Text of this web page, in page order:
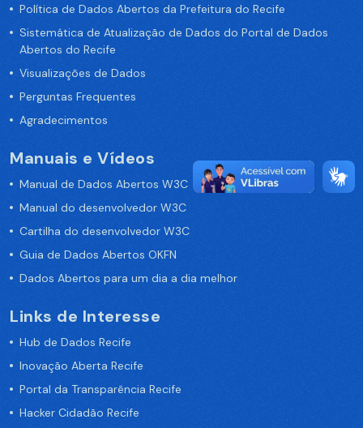
Política de Dados Abertos da Prefeitura do Recife
Sistemática de Atualização de Dados do Portal de Dados
Abertos do Recife
Visualizações de Dados
Perguntas Frequentes
Agradecimentos
Manuais e Vídeos
Manual de Dados Abertos W3C
Manual do desenvolvedor W3C
Cartilha do desenvolvedor W3C
Guia de Dados Abertos OKFN
Dados Abertos para um dia a dia melhor
Links de Interesse
Hub de Dados Recife
Inovação Aberta Recife
Portal da Transparência Recife
Hacker Cidadão Recife